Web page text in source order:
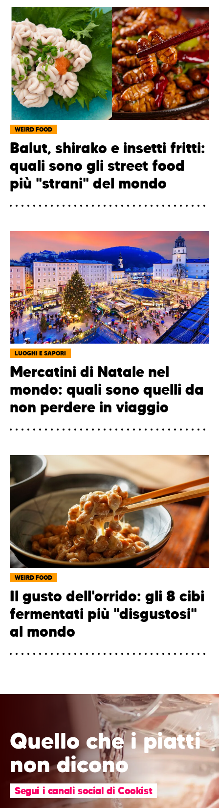
WEIRD FOOD
Balut, shirako e insetti fritti:
quali sono gli street food
più "strani" del mondo
LUOGHI E SAPORI
Mercatini di Natale nel
mondo: quali sono quelli da
non perdere in viaggio
WEIRD FOOD
Il gusto dell'orrido: gli 8 cibi
fermentati più "disgustosi"
al mondo
Quello che i piatti
non dicono
Segui i canali social di Cookist